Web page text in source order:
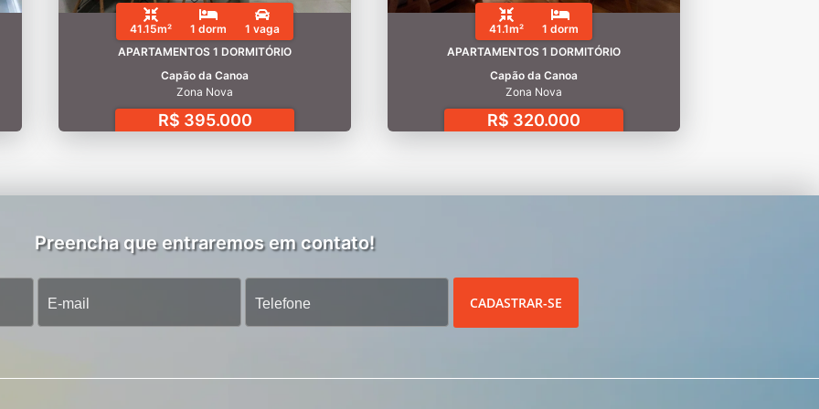
41.15m² 1 dorm
1 vaga
APARTAMENTOS 1 DORMITÓRIO
Capão da Canoa
Zona Nova
R$ 395.000
41.1m²
1 dorm
APARTAMENTOS 1 DORMITÓRIO
Capão da Canoa
Zona Nova
R$ 320.000
Preencha que entraremos em contato!
CADASTRAR-SE